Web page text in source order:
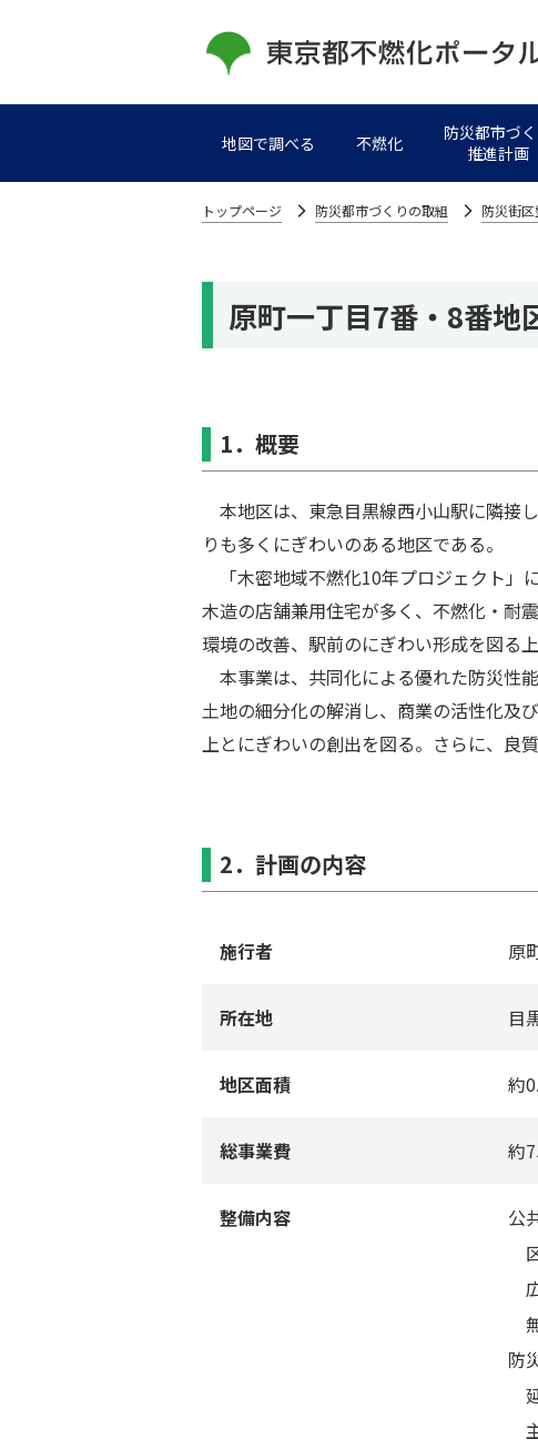
地図で調べる 不燃化
防災都市づく
推進計画
トップページ 防災都市づくりの取組 防災街
原町⼀丁⽬7番・8番地
1．概要
本地区は、東急⽬黒線⻄⼩⼭駅に隣接
りも多くにぎわいのある地区である。
「⽊密地域不燃化10年プロジェクト」
⽊造の店舗兼⽤住宅が多く、不燃化・耐
環境の改善、駅前のにぎわい形成を図る
本事業は、共同化による優れた防災性
⼟地の細分化の解消し、商業の活性化及
上とにぎわいの創出を図る。さらに、良
2．計画の内容
施⾏者 原
所在地 ⽬
地区⾯積 約
総事業費 約
整備内容
公
防